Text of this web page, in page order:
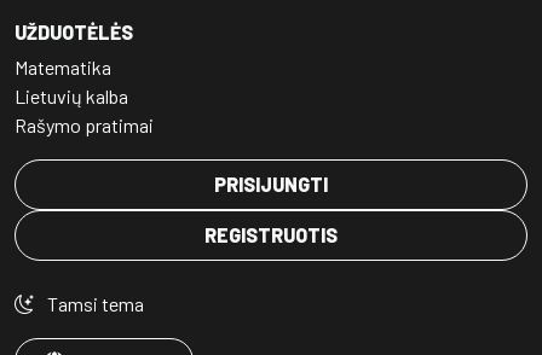
UŽDUOTĖLĖS
Matematika
Lietuvių kalba
Rašymo pratimai
PRISIJUNGTI
REGISTRUOTIS
Tamsi tema